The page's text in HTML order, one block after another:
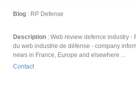
Blog : RP Defense
Description : Web review defence industry -
du web industrie de défense - company
news in France, Europe and elsewhere ...
Contact